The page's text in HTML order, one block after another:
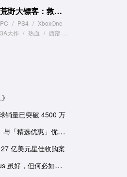
荒野大镖客：救赎 2
PC / PS4 / XboxOne
3A大作 / 热血 / 西部
销量已突破 4500 万
PSN 港服「Days of play」与「精选优惠」优惠专题上线
亿美元星佳收购案
GI 观点：索尼大改 PS Plus 虽好，但何必如此迷惑？